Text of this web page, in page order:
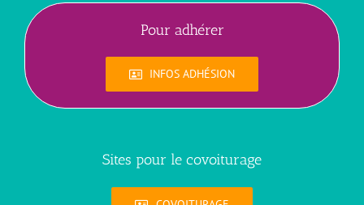
Pour adhérer
INFOS ADHÉSION
Sites pour le covoiturage